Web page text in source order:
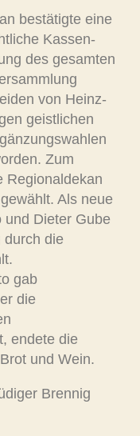
bestätigte eine
Kassen-
des gesamten
von Heinz-
geistlichen
Zum
Regionaldekan
Als neue
und Dieter Gube
durch die
gab
die
endete die
und Wein.
Brennig